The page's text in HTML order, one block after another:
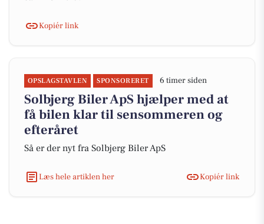
Kopiér link
OPSLAGSTAVLEN SPONSORERET 6 timer siden
Solbjerg Biler ApS hjælper med at
få bilen klar til sensommeren og
efteråret
Så er der nyt fra Solbjerg Biler ApS
Læs hele artiklen her Kopiér link